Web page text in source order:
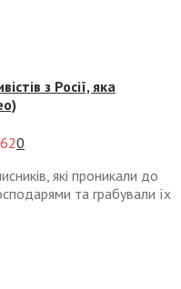
з Росії, яка
0
які проникали до
та грабували їх